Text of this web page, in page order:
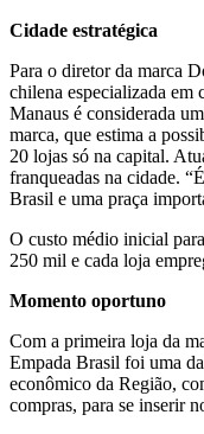
Cidade estratégica
Para o diretor da marca
chilena especializada em
Manaus é considerada
marca, que estima a
20 lojas só na capital.
franqueadas na cidade.
Brasil e uma praça
O custo médio inicial
250 mil e cada loja
Momento oportuno
Com a primeira loja da
Empada Brasil foi uma
econômico da Região,
compras, para se inserir